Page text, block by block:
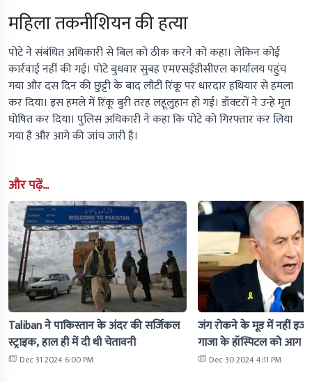
महिला तकनीशियन की हत्या
पोटे ने संबंधित अधिकारी से बिल को ठीक करने को कहा। लेकिन कोई
कार्रवाई नहीं की गई। पोटे बुधवार सुबह एमएसईडीसीएल कार्यालय पहुंच
गया और दस दिन की छुट्टी के बाद लौटीं रिंकू पर धारदार हथियार से हमला
कर दिया। इस हमले में रिंकू बुरी तरह लहूलुहान हो गईं। डॉक्टरों ने उन्हे मृत
घोषित कर दिया। पुलिस अधिकारी ने कहा कि पोटे को गिरफ्तार कर लिया
गया है और आगे की जांच जारी है।
और पढ़ें...
Taliban ने पाकिस्तान के अंदर की सर्जिकल
स्ट्राइक, हाल ही में दी थी चेतावनी
Dec 31 2024 6:00 PM
जंग रोकने के मूड में नहीं
गाजा के हॉस्पिटल को आग
Dec 30 2024 4:11 PM